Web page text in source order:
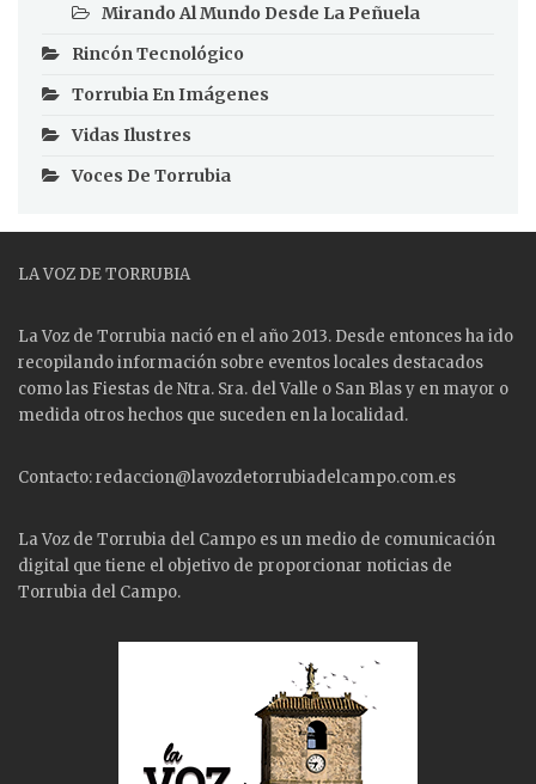
Mirando Al Mundo Desde La Peñuela
Rincón Tecnológico
Torrubia En Imágenes
Vidas Ilustres
Voces De Torrubia
LA VOZ DE TORRUBIA
La Voz de Torrubia nació en el año 2013. Desde entonces ha ido
recopilando información sobre eventos locales destacados
como las Fiestas de Ntra. Sra. del Valle o San Blas y en mayor o
medida otros hechos que suceden en la localidad.
Contacto: redaccion@lavozdetorrubiadelcampo.com.es
La Voz de Torrubia del Campo es un medio de comunicación
digital que tiene el objetivo de proporcionar noticias de
Torrubia del Campo.